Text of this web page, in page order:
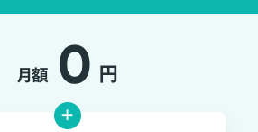
月額 0 円
+